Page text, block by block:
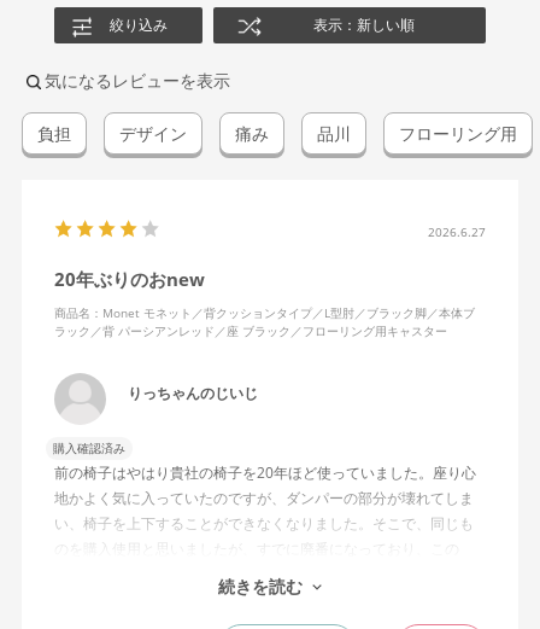
絞り込み 表示：新しい順
気になるレビューを表示
負担 デザイン 痛み 品川 フローリング用
2026.6.27
20年ぶりのおnew
商品名：Monet モネット／背クッションタイプ／L型肘／ブラック脚／本体ブ
ラック／背 パーシアンレッド／座 ブラック／フローリング用キャスター
りっちゃんのじいじ
購入確認済み
前の椅子はやはり貴社の椅子を20年ほど使っていました。座り心
地かよく気に入っていたのですが、ダンパーの部分が壊れてしま
い、椅子を上下することができなくなりました。そこで、同じも
のを購入使用と思いましたが、すでに廃番になっており、この
MonEtを購入しました。やや固めの椅子ですが、使っているうち
になじんでくるのではと思っています。フローリング床で使って
続きを読む